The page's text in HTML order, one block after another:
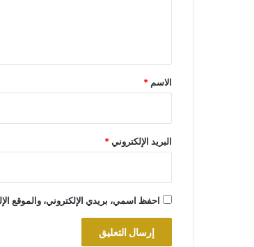
*
الاسم *
البريد الإلكتروني*
احفظ اسمي، بريدي الإلكتروني، والموقع